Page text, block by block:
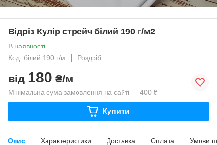
Відріз Кулір стрейч білий 190 г/м2
В наявності
Код: білий 190 г/м
Роздріб
від 180 ₴/м
Мінімальна сума замовлення на сайті — 400 ₴
Купити
Опис Характеристики Доставка Оплата Умови